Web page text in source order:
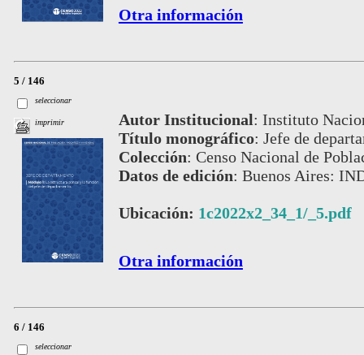
Otra información
5 / 146
seleccionar
imprimir Autor Institucional: Instituto
Título monográfico: Jefe de
Colección: Censo Nacional de
Datos de edición: Buenos Aires:
Ubicación: 1c2022x2_34_1/_5.pdf
Otra información
6 / 146
seleccionar